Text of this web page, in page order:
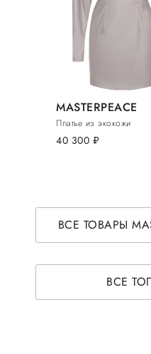
MASTERPEACE
Платье из экокожи
40 300 руб.
ВСЕ ТОВАРЫ
ВСЕ